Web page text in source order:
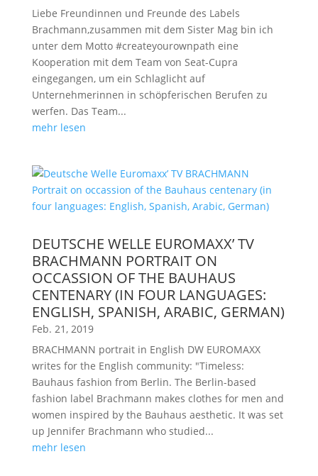
Liebe Freundinnen und Freunde des Labels
Brachmann,zusammen mit dem Sister Mag bin ich
unter dem Motto #createyourownpath eine
Kooperation mit dem Team von Seat-Cupra
eingegangen, um ein Schlaglicht auf
Unternehmerinnen in schöpferischen Berufen zu
werfen. Das Team...
mehr lesen
DEUTSCHE WELLE EUROMAXX’ TV
BRACHMANN PORTRAIT ON
OCCASSION OF THE BAUHAUS
CENTENARY (IN FOUR LANGUAGES:
ENGLISH, SPANISH, ARABIC, GERMAN)
Feb. 21, 2019
BRACHMANN portrait in English DW EUROMAXX
writes for the English community: "Timeless:
Bauhaus fashion from Berlin. The Berlin-based
fashion label Brachmann makes clothes for men and
women inspired by the Bauhaus aesthetic. It was set
up Jennifer Brachmann who studied...
mehr lesen